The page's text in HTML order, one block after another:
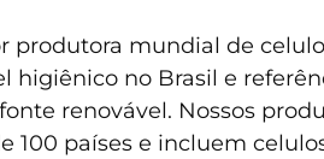
produtora mundial de
higiênico no Brasil e
renovável. Nossos
100 países e incluem